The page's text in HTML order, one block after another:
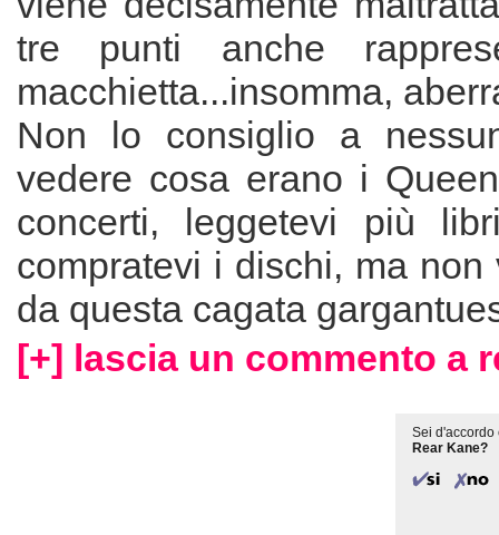
tre punti anche
macchietta...insomma,
Non lo consiglio a
vedere cosa erano i
concerti, leggetevi più
compratevi i dischi, ma non
da questa cagata
[+] lascia un commento a
Sei d'accordo
Rear Kane?